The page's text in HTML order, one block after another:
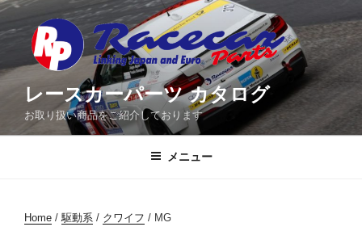
コ
ン
ン
レースカーパーツ カタログ
お取り扱い商品をご紹介しております
メニュー
Home /駆動系 / クワイフ / MG